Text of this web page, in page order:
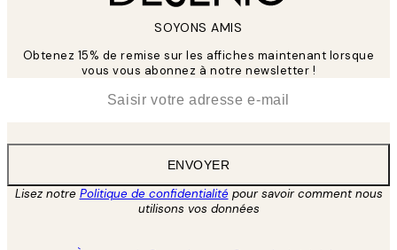
SOYONS AMIS
Obtenez 15% de remise sur les affiches maintenant lorsque
vous vous abonnez à notre newsletter !
ENVOYER
Lisez notre Politique de confidentialitépour savoir comment nous
utilisons vos données